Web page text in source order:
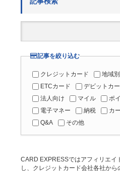
検
記事を絞り込む
クレジットカード
地域
ETCカード
デビットカ
法人向け
マイル
ポ
電子マネー
納税
カ
Q&A
その他
CARD EXPRESSではアフィリエイ
し、クレジットカード会社各社か